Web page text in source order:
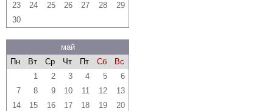
23
24 25 26 27 28
29
30
май
Пн
Вт Ср Чт Пт Сб
Вс
1
2 3 4 5
6
7
8 9 10 11 12
13
14
15 16 17 18 19
20